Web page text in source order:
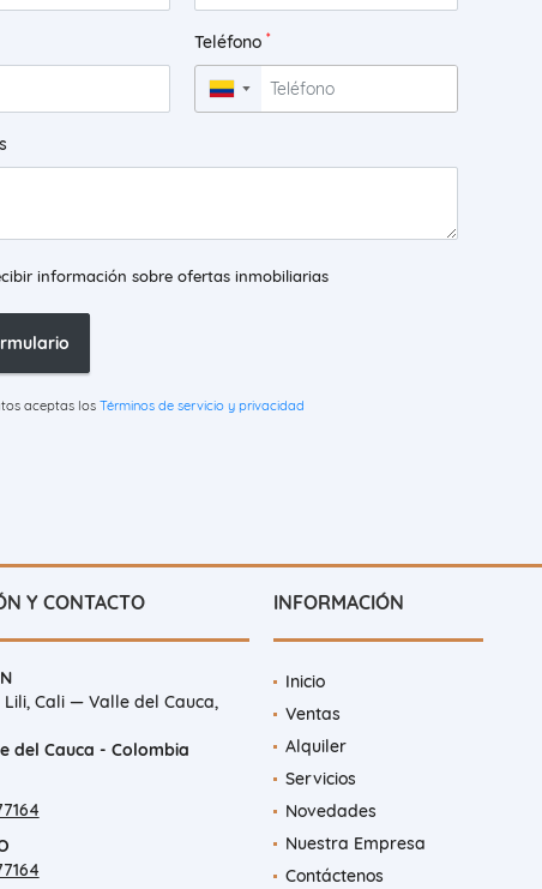
Teléfono *
▼
información sobre ofertas inmobiliarias
aceptas los Términos de servicio y privacidad
Y CONTACTO
Cali — Valle del Cauca,
del Cauca - Colombia
INFORMACIÓN
Inicio
Ventas
Alquiler
Servicios
Novedades
Nuestra Empresa
Contáctenos